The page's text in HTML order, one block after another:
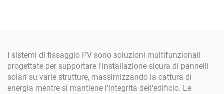
I sistemi di fissaggio PV sono soluzioni multifunzionali
progettate per supportare l'installazione sicura di pannelli
solari su varie strutture, massimizzando la cattura di
energia mentre si mantiene l'integrità dell'edificio. Le